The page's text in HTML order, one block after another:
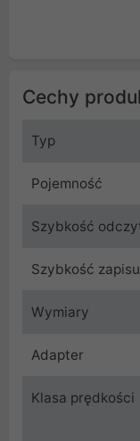
Cechy
Typ
Pojemność
Szybkość
Szybkość zapisu
Wymiary
Adapter
Klasa prędkości